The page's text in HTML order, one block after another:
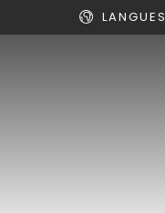
LANGUES